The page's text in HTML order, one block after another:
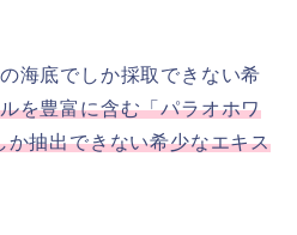
海底でしか採取できない希
を豊富に含む「パラオホワ
か抽出できない希少なエキス